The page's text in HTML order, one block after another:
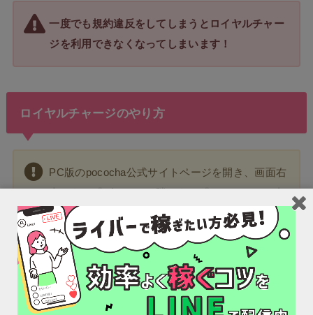
一度でも規約違反をしてしまうとロイヤルチャー
ジを利用できなくなってしまいます！
ロイヤルチャージのやり方
PC版のpococha公式サイトページを開き、画面右
かれたボタンを押すことでロイヤルチャージの手
続き画面へ進むことができます。
ロイヤルチャージはWeb上での課金となるため、普段の
スマホ利用では気が付かないですよね。